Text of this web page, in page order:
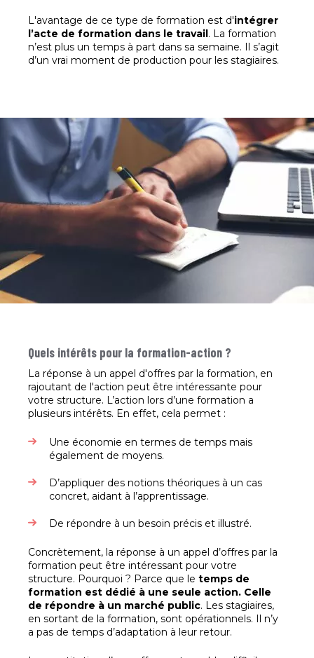
L'avantage de ce type de formation est d'intégrer
l’acte de formation dans le travail. La formation
n’est plus un temps à part dans sa semaine. Il s’agit
d’un vrai moment de production pour les stagiaires.
Quels intérêts pour la formation-action ?
La réponse à un appel d'offres par la formation, en
rajoutant de l'action peut être intéressante pour
votre structure. L’action lors d’une formation a
plusieurs intérêts. En effet, cela permet :
Une économie en termes de temps mais
également de moyens.
D’appliquer des notions théoriques à un cas
concret, aidant à l’apprentissage.
De répondre à un besoin précis et illustré.
Concrètement, la réponse à un appel d’offres par la
formation peut être intéressant pour votre
structure. Pourquoi ? Parce que le temps de
formation est dédié à une seule action. Celle
de répondre à un marché public. Les stagiaires,
en sortant de la formation, sont opérationnels. Il n’y
a pas de temps d’adaptation à leur retour.